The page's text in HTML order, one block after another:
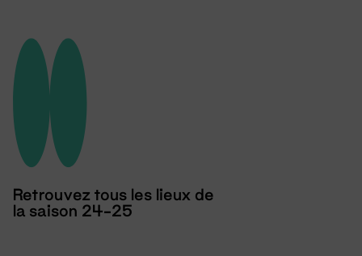
Retrouvez tous les lieux de
la saison 24-25